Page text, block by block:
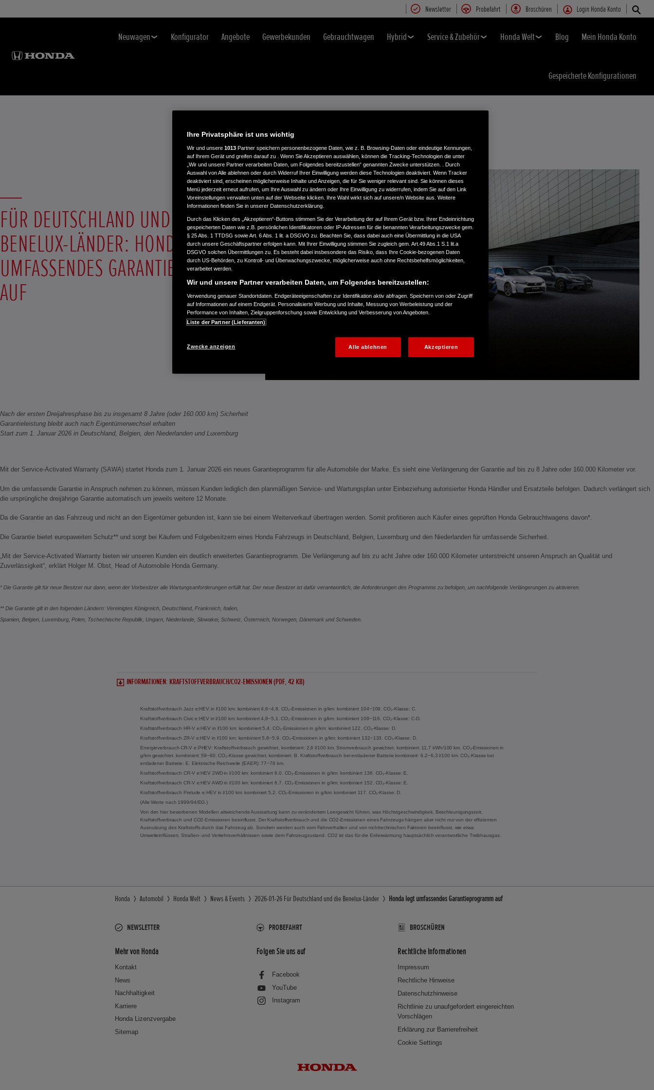
Newsletter Probefahrt Broschüren Login Honda Konto
Neuwagen Konfigurator Angebote Gewerbekunden Gebrauchtwagen Hybrid Service & Zubehör Honda Welt Blog Mein Honda Konto
Gespeicherte Konfigurationen
FÜR DEUTSCHLAND UND DIE
BENELUX-LÄNDER: HONDA LEGT
UMFASSENDES GARANTIEPROGRAMM
AUF
Nach der ersten Dreijahresphase bis zu insgesamt 8 Jahre (oder 160.000 km) Sicherheit
Garantieleistung bleibt auch nach Eigentümerwechsel erhalten
Start zum 1. Januar 2026 in Deutschland, Belgien, den Niederlanden und Luxemburg
Mit der Service-Activated Warranty (SAWA) startet Honda zum 1. Januar 2026 ein neues Garantieprogramm für alle Automobile der Marke. Es sieht eine Verlängerung der Garantie auf bis zu 8 Jahre oder 160.000 Kilometer vor.
Um die umfassende Garantie in Anspruch nehmen zu können, müssen Kunden lediglich den planmäßigen Service- und Wartungsplan unter Einbeziehung autorisierter Honda Händler und Ersatzteile befolgen. Dadurch verlängert sich
die ursprüngliche dreijährige Garantie automatisch um jeweils weitere 12 Monate.
Da die Garantie an das Fahrzeug und nicht an den Eigentümer gebunden ist, kann sie bei einem Weiterverkauf übertragen werden. Somit profitieren auch Käufer eines geprüften Honda Gebrauchtwagens davon*.
Die Garantie bietet europaweiten Schutz** und sorgt bei Käufern und Folgebesitzern eines Honda Fahrzeugs in Deutschland, Belgien, Luxemburg und den Niederlanden für umfassende Sicherheit.
„Mit der Service-Activated Warranty bieten wir unseren Kunden ein deutlich erweitertes Garantieprogramm. Die Verlängerung auf bis zu acht Jahre oder 160.000 Kilometer unterstreicht unseren Anspruch an Qualität und
Zuverlässigkeit“, erklärt Holger M. Obst, Head of Automobile Honda Germany.
* Die Garantie gilt für neue Besitzer nur dann, wenn der Vorbesitzer alle Wartungsanforderungen erfüllt hat. Der neue Besitzer ist dafür verantwortlich, die Anforderungen des Programms zu befolgen, um nachfolgende Verlängerungen zu aktivieren.
** Die Garantie gilt in den folgenden Ländern: Vereinigtes Königreich, Deutschland, Frankreich, Italien,
Spanien, Belgien, Luxemburg, Polen, Tschechische Republik, Ungarn, Niederlande, Slowakei, Schweiz, Österreich, Norwegen, Dänemark und Schweden.
INFORMATIONEN: KRAFTSTOFFVERBRAUCH/CO2-EMISSIONEN (PDF, 42 KB)
Kraftstoffverbrauch Jazz e:HEV in l/100 km: kombiniert 4,6−4,8. CO₂-Emissionen in g/km: kombiniert 104−109. CO₂-Klasse: C.
Kraftstoffverbrauch Civic e:HEV in l/100 km: kombiniert 4,8−5,1. CO₂-Emissionen in g/km: kombiniert 109−116. CO₂-Klasse: C-D.
Kraftstoffverbrauch HR-V e:HEV in l/100 km: kombiniert 5,4. CO₂-Emissionen in g/km: kombiniert 122. CO₂-Klasse: D.
Kraftstoffverbrauch ZR-V e:HEV in l/100 km: kombiniert 5,8−5,9. CO₂-Emissionen in g/km: kombiniert 132−133. CO₂-Klasse: D.
Energieverbrauch CR-V e:PHEV: Kraftstoffverbrauch gewichtet, kombiniert: 2,6 l/100 km. Stromverbrauch gewichtet, kombiniert: 11,7 kWh/100 km. CO₂-Emissionen in
g/km gewichtet, kombiniert: 59−60. CO₂-Klasse gewichtet, kombiniert: B. Kraftstoffverbrauch bei entladener Batterie kombiniert: 6,2−6,3 l/100 km. CO₂-Klasse bei
entladener Batterie: E. Elektrische Reichweite (EAER): 77−78 km.
Kraftstoffverbrauch CR-V e:HEV 2WD in l/100 km: kombiniert 6,0. CO₂-Emissionen in g/km: kombiniert 136. CO₂-Klasse: E.
Kraftstoffverbrauch CR-V e:HEV AWD in l/100 km: kombiniert 6,7. CO₂-Emissionen in g/km: kombiniert 152. CO₂-Klasse: E.
Kraftstoffverbrauch Prelude e:HEV in l/100 km: kombiniert 5,2. CO₂-Emissionen in g/km: kombiniert 117. CO₂-Klasse: D.
(Alle Werte nach 1999/94/EG.)
Von den hier beworbenen Modellen abweichende Ausstattung kann zu verändertem Leergewicht führen, was Höchstgeschwindigkeit, Beschleunigungszeit,
Kraftstoffverbrauch und CO2-Emissionen beeinflusst. Der Kraftstoffverbrauch und die CO2-Emissionen eines Fahrzeugs hängen aber nicht nur von der effizienten
Ausnutzung des Kraftstoffs durch das Fahrzeug ab. Sondern werden auch vom Fahrverhalten und von nichttechnischen Faktoren beeinflusst, wie etwa
Umwelteinflüssen, Straßen- und Verkehrsverhältnissen sowie dem Fahrzeugzustand. CO2 ist das für die Erderwärmung hauptsächlich verantwortliche Treibhausgas.
Honda Automobil Honda Welt News & Events 2026-01-26 Für Deutschland und die Benelux-Länder Honda legt umfassendes Garantieprogramm auf
NEWSLETTER PROBEFAHRT BROSCHÜREN
Mehr von Honda
Kontakt
News
Nachhaltigkeit
Karriere
Honda Lizenzvergabe
Sitemap
Folgen Sie uns auf
Facebook
YouTube
Instagram
Rechtliche Informationen
Impressum
Rechtliche Hinweise
Datenschutzhinweise
Richtlinie zu unaufgefordert eingereichten
Vorschlägen
Erklärung zur Barrierefreiheit
Cookie Settings
Ihre Privatsphäre ist uns wichtig
Wir und unsere 1013 Partner speichern personenbezogene Daten, wie z. B. Browsing-Daten oder eindeutige Kennungen,
auf Ihrem Gerät und greifen darauf zu . Wenn Sie Akzeptieren auswählen, können die Tracking-Technologien die unter
„Wir und unsere Partner verarbeiten Daten, um Folgendes bereitzustellen“ genannten Zwecke unterstützen. . Durch
Auswahl von Alle ablehnen oder durch Widerruf Ihrer Einwilligung werden diese Technologien deaktiviert. Wenn Tracker
deaktiviert sind, erscheinen möglicherweise Inhalte und Anzeigen, die für Sie weniger relevant sind. Sie können dieses
Menü jederzeit erneut aufrufen, um Ihre Auswahl zu ändern oder Ihre Einwilligung zu widerrufen, indem Sie auf den Link
Voreinstellungen verwalten unten auf der Webseite klicken. Ihre Wahl wirkt sich auf unsere/n Website aus. Weitere
Informationen finden Sie in unserer Datenschutzerklärung.
Durch das Klicken des „Akzeptieren“-Buttons stimmen Sie der Verarbeitung der auf Ihrem Gerät bzw. Ihrer Endeinrichtung
gespeicherten Daten wie z.B. persönlichen Identifikatoren oder IP-Adressen für die benannten Verarbeitungszwecke gem.
§ 25 Abs. 1 TTDSG sowie Art. 6 Abs. 1 lit. a DSGVO zu. Beachten Sie, dass dabei auch eine Übermittlung in die USA
durch unsere Geschäftspartner erfolgen kann. Mit Ihrer Einwilligung stimmen Sie zugleich gem. Art.49 Abs.1 S.1 lit.a
DSGVO solchen Übermittlungen zu. Es besteht dabei insbesondere das Risiko, dass Ihre Cookie-bezogenen Daten
durch US-Behörden, zu Kontroll- und Überwachungszwecke, möglicherweise auch ohne Rechtsbehelfsmöglichkeiten,
verarbeitet werden.
Wir und unsere Partner verarbeiten Daten, um Folgendes bereitzustellen:
Verwendung genauer Standortdaten. Endgeräteeigenschaften zur Identifikation aktiv abfragen. Speichern von oder Zugriff
auf Informationen auf einem Endgerät. Personalisierte Werbung und Inhalte, Messung von Werbeleistung und der
Performance von Inhalten, Zielgruppenforschung sowie Entwicklung und Verbesserung von Angeboten.
Liste der Partner (Lieferanten)
Zwecke anzeigen Alle ablehnen Akzeptieren